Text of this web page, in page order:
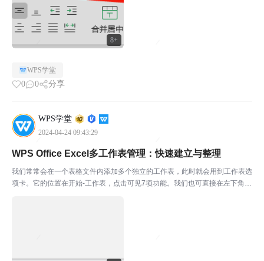
8+
WPS学堂
0 0 分享
WPS学堂
2024-04-24 09:43:29
WPS Office Excel多工作表管理：快速建立与整理
我们常常会在一个表格文件内添加多个独立的工作表，此时就会用到工作表选
项卡。它的位置在开始-工作表，点击可见7项功能。我们也可直接在左下角单